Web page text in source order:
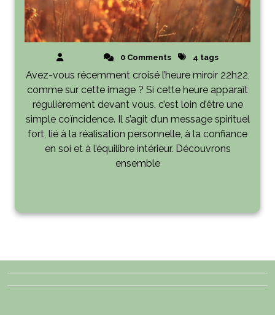
0 Comments 4 tags
Avez-vous récemment croisé l’heure miroir 22h22,
comme sur cette image ? Si cette heure apparaît
régulièrement devant vous, c’est loin d’être une
simple coïncidence. Il s’agit d’un message spirituel
fort, lié à la réalisation personnelle, à la confiance
en soi et à l’équilibre intérieur. Découvrons
ensemble